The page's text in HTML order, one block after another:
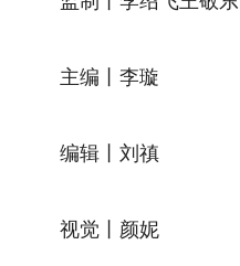
主编丨李璇
编辑丨刘禛
视觉丨颜妮